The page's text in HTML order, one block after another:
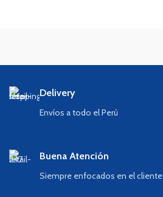
Delivery
Envíos a todo el Perú
Buena Atención
Siempre enfocados en el cliente